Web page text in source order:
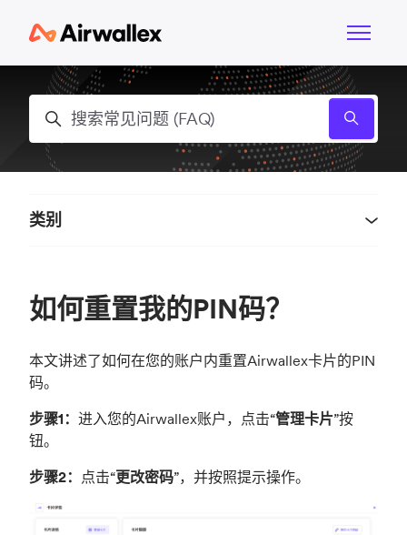
切换导
搜索
如何重置我的PIN码？
本文讲述了如何在您的账户内重置Airwallex卡片的PIN
码。
步骤1： 进入您的Airwallex账户，点击“管理卡片”按
钮。
步骤2： 点击“更改密码”，并按照提示操作。
类别